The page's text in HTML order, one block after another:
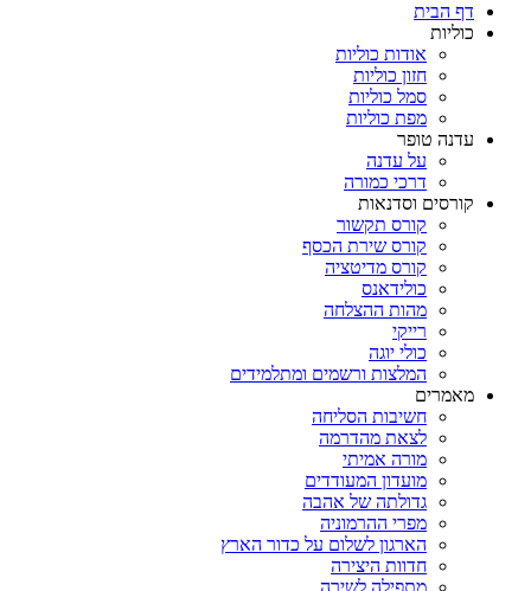
דף הבית
כוליות
אודות כוליות
חזון כוליות
סמל כוליות
מפת כוליות
עדנה טופר
על עדנה
דרכי כמורה
קורסים וסדנאות
קורס תקשור
קורס שירת הכסף
קורס מדיטציה
כולידאנס
מהות ההצלחה
רייקי
כולי יוגה
המלצות ורשמים ומתלמידים
מאמרים
חשיבות הסליחה
לצאת מהדרמה
מורה אמיתי
מועדון המעודדים
גדולתה של אהבה
מפרי ההרמוניה
הארגון לשלום על כדור הארץ
חדוות היצירה
מתפילה לשירה